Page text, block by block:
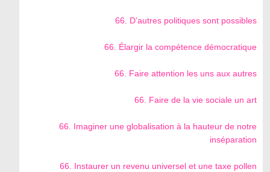
66. D’autres politiques sont possibles
66. Élargir la compétence démocratique
66. Faire attention les uns aux autres
66. Faire de la vie sociale un art
66. Imaginer une globalisation à la hauteur de notre
inséparation
66. Instaurer un revenu universel et une taxe pollen